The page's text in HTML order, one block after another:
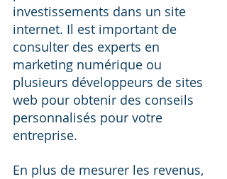
investissements dans un site
internet. Il est important de
consulter des experts en
marketing numérique ou
plusieurs développeurs de sites
web pour obtenir des conseils
personnalisés pour votre
entreprise.
En plus de mesurer les revenus,